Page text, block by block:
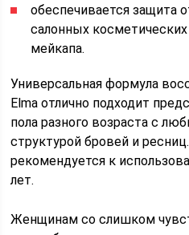
обеспечивается защита
салонных
мейкапа.
Универсальная формула
Elma отлично подходит
пола разного возраста с
структурой бровей и
рекомендуется к
лет.
Женщинам со слишком